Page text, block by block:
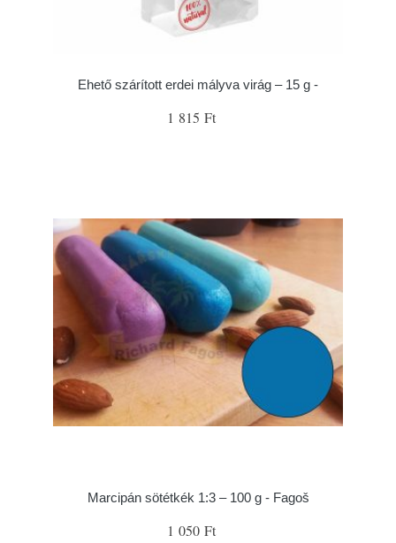
Ehető szárított erdei mályva virág – 15 g -
1 815 Ft
Marcipán sötétkék 1:3 – 100 g - Fagoš
1 050 Ft